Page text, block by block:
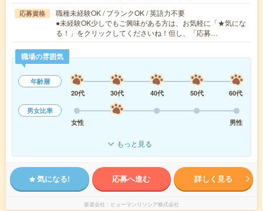
応募資格
職種未経験OK / ブランクOK / 英語力不要
●未経験OK少しでもご興味がある方は、お気軽に「★気にな
る！」をクリックしてくださいね！但し、「応募…
職場の雰囲気
年齢層
20代
30代 40代 50代
60代
男女比率
女性
男性
もっと見る
気になる! 応募へ進む 詳しく見る
派遣会社 ヒューマンリソシア株式会社